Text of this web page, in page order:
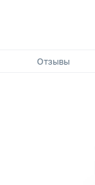
Отзывы